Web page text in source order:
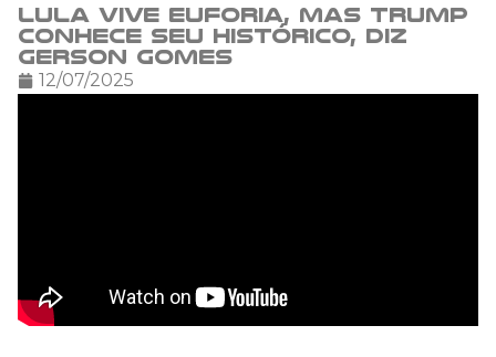
Lula vive euforia, mas Trump
conhece seu histórico, diz
Gerson Gomes
12/07/2025